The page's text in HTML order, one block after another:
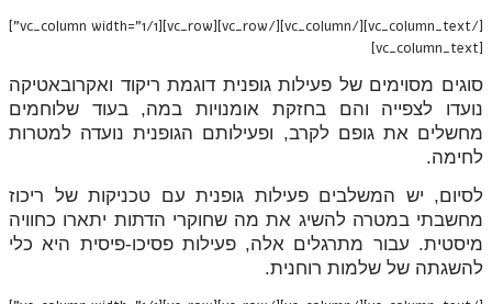
[/vc_column_text][/vc_column][/vc_row][vc_row][vc_column width="1/1"]
[vc_column_text]
סוגים מסוימים של פעילות גופנית דוגמת ריקוד ואקרובאטיקה
נועדו לצפייה והם בחזקת אומנויות במה, בעוד שלוחמים
מחשלים את גופם לקרב, ופעילותם הגופנית נועדה למטרות
לחימה.
לסיום, יש המשלבים פעילות גופנית עם טכניקות של ריכוז
מחשבתי במטרה להשיג את מה שחוקרי הדתות יתארו כחוויה
מיסטית. עבור מתרגלים אלה, פעילות פסיכו-פיסית היא כלי
להשגתה של שלמות רוחנית.